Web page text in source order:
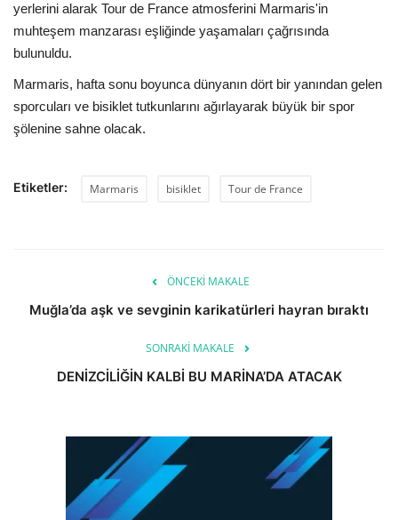
yerlerini alarak Tour de France atmosferini Marmaris'in
muhteşem manzarası eşliğinde yaşamaları çağrısında
bulunuldu.
Marmaris, hafta sonu boyunca dünyanın dört bir yanından gelen
sporcuları ve bisiklet tutkunlarını ağırlayarak büyük bir spor
şölenine sahne olacak.
Etiketler: Marmaris bisiklet Tour de France
ÖNCEKI MAKALE
Muğla’da aşk ve sevginin karikatürleri hayran bıraktı
SONRAKI MAKALE
DENİZCİLİĞİN KALBİ BU MARİNA’DA ATACAK